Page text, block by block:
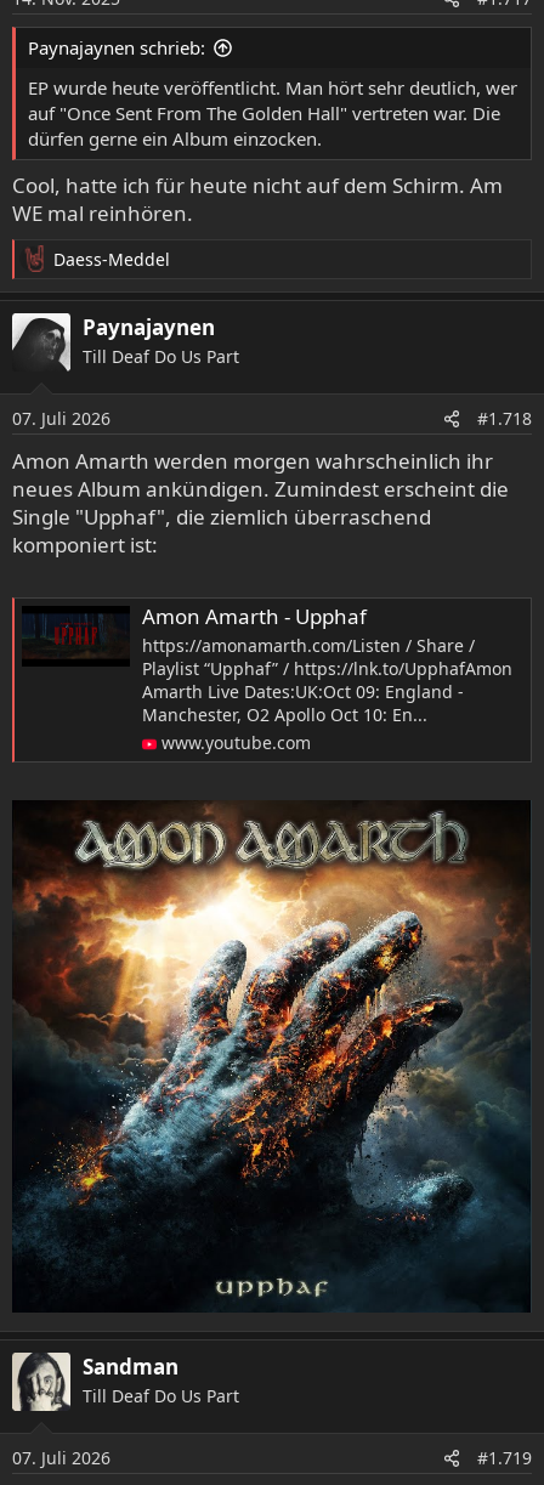
Paynajaynen schrieb:
EP wurde heute veröffentlicht. Man hört sehr deutlich, wer
auf "Once Sent From The Golden Hall" vertreten war. Die
dürfen gerne ein Album einzocken.
Cool, hatte ich für heute nicht auf dem Schirm. Am
WE mal reinhören.
R
e
a
k
o
n
e
n
:
Daess-Meddel
Paynajaynen
Till Deaf Do Us Part
07. Juli 2026 #1.718
Amon Amarth werden morgen wahrscheinlich ihr
neues Album ankündigen. Zumindest erscheint die
Single "Upphaf", die ziemlich überraschend
komponiert ist:
Amon Amarth - Upphaf
https://amonamarth.com/Listen / Share /
Playlist “Upphaf” / https://lnk.to/UpphafAmon
Amarth Live Dates:UK:Oct 09: England -
Manchester, O2 Apollo Oct 10: En...
www.youtube.com
Sandman
Till Deaf Do Us Part
07. Juli 2026 #1.719